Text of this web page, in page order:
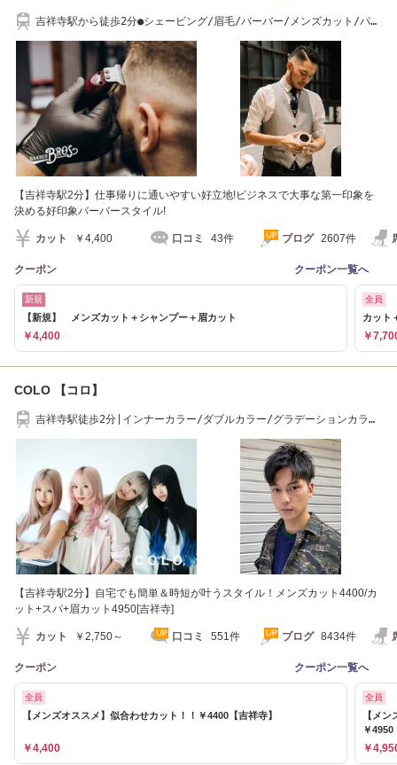
吉祥寺駅から徒歩2分●シェービング/眉毛/バーバー/メンズカット/パー
【吉祥寺駅2分】仕事帰りに通いやすい好立地!ビジネスで大事な第一印象を
決める好印象バーバースタイル!
カット ￥4,400 口コミ 43件 ブログ 2607件
クーポン クーポン一覧へ
新規
【新規】 メンズカット＋シャンプー＋眉カット
￥4,400
全員
カット
￥
COLO 【コロ】
吉祥寺駅徒歩2分|インナーカラー/ダブルカラー/グラデーションカラ
【吉祥寺駅2分】自宅でも簡単＆時短が叶うスタイル！メンズカット4400/カ
ット+スパ+眉カット4950[吉祥寺]
カット ￥2,750～ 口コミ 551件 ブログ 8434件
クーポン クーポン一覧へ
全員
【メンズオススメ】似合わせカット！！￥4400【吉祥寺】
￥4,400
全員
【メ
￥4950
￥